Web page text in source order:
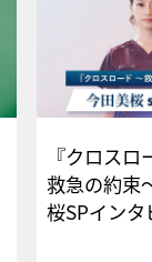
『クロス
救急の約束
桜SPイ